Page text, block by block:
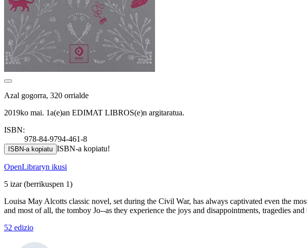
Azal gogorra, 320 orrialde
2019ko mai. 1a(e)an EDIMAT LIBROS(e)n argitaratua.
ISBN:
978-84-9794-461-8
ISBN-a kopiatu ISBN-a kopiatu!
OpenLibraryn ikusi
5 izar(berrikuspen 1)
Louisa May Alcotts classic novel, set during the Civil War, has always captivated even the
and most of all, the tomboy Jo--as they experience the joys and disappointments, tragedies
52 edizio